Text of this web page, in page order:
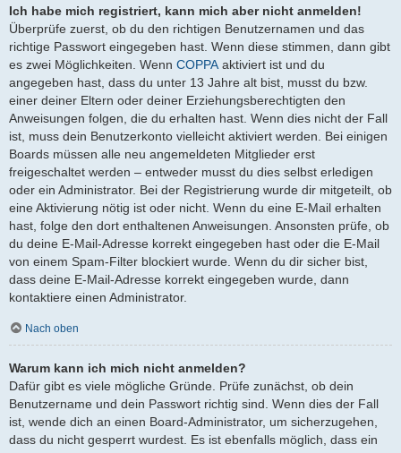
Ich habe mich registriert, kann mich aber nicht anmelden!
Überprüfe zuerst, ob du den richtigen Benutzernamen und das
richtige Passwort eingegeben hast. Wenn diese stimmen, dann gibt
es zwei Möglichkeiten. Wenn COPPA aktiviert ist und du
angegeben hast, dass du unter 13 Jahre alt bist, musst du bzw.
einer deiner Eltern oder deiner Erziehungsberechtigten den
Anweisungen folgen, die du erhalten hast. Wenn dies nicht der Fall
ist, muss dein Benutzerkonto vielleicht aktiviert werden. Bei einigen
Boards müssen alle neu angemeldeten Mitglieder erst
freigeschaltet werden – entweder musst du dies selbst erledigen
oder ein Administrator. Bei der Registrierung wurde dir mitgeteilt, ob
eine Aktivierung nötig ist oder nicht. Wenn du eine E-Mail erhalten
hast, folge den dort enthaltenen Anweisungen. Ansonsten prüfe, ob
du deine E-Mail-Adresse korrekt eingegeben hast oder die E-Mail
von einem Spam-Filter blockiert wurde. Wenn du dir sicher bist,
dass deine E-Mail-Adresse korrekt eingegeben wurde, dann
kontaktiere einen Administrator.
Nach oben
Warum kann ich mich nicht anmelden?
Dafür gibt es viele mögliche Gründe. Prüfe zunächst, ob dein
Benutzername und dein Passwort richtig sind. Wenn dies der Fall
ist, wende dich an einen Board-Administrator, um sicherzugehen,
dass du nicht gesperrt wurdest. Es ist ebenfalls möglich, dass ein